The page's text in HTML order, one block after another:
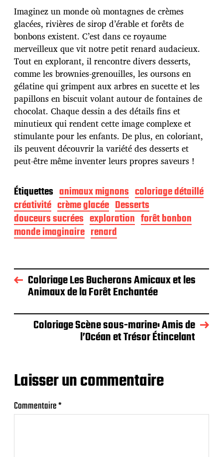
e
d
e
p
u
b
l
i
c
a
t
i
o
n
Imaginez un monde où montagnes de crèmes
glacées, rivières de sirop d’érable et forêts de
bonbons existent. C’est dans ce royaume
merveilleux que vit notre petit renard audacieux.
Tout en explorant, il rencontre divers desserts,
comme les brownies-grenouilles, les oursons en
gélatine qui grimpent aux arbres en sucette et les
papillons en biscuit volant autour de fontaines de
chocolat. Chaque dessin a des détails fins et
minutieux qui rendent cette image complexe et
stimulante pour les enfants. De plus, en coloriant,
ils peuvent découvrir la variété des desserts et
peut-être même inventer leurs propres saveurs !
Étiquettes animaux mignons coloriage détaillé
créativité crème glacée Desserts
douceurs sucrées exploration forêt bonbon
monde imaginaire renard
Coloriage Les Bucherons Amicaux et les
Animaux de la Forêt Enchantée
Coloriage Scène sous-marine: Amis de
l’Océan et Trésor Étincelant
Laisser un commentaire
Commentaire*